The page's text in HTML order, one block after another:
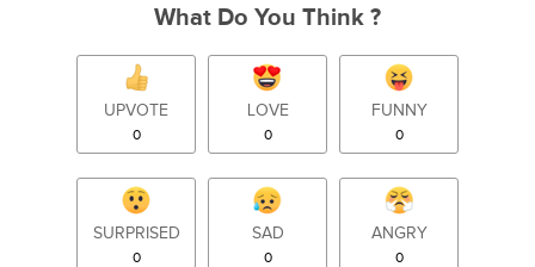
What Do You Think ?
UPVOTE
0
LOVE
0
FUNNY
0
SURPRISED
0
SAD
0
ANGRY
0